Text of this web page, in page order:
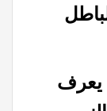
يعرف